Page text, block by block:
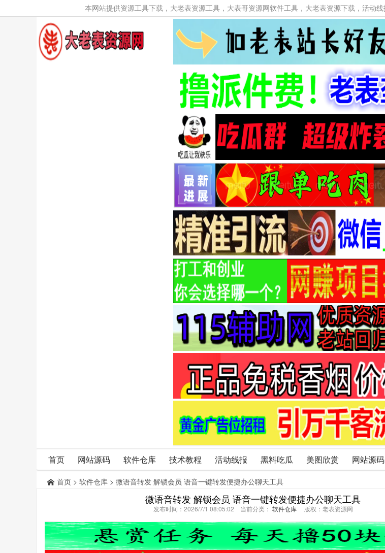
首页 网站源码 软件仓库 技术教程 活动线报 黑料吃瓜 美图欣赏 网站源码
首页 > 软件仓库 > 微语音转发 解锁会员 语音一键转发便捷办公聊天工具
微语音转发 解锁会员 语音一键转发便捷办公聊天工具
发布时间：2026/7/1 08:05:02 当前分类： 软件仓库版权：老表资源网